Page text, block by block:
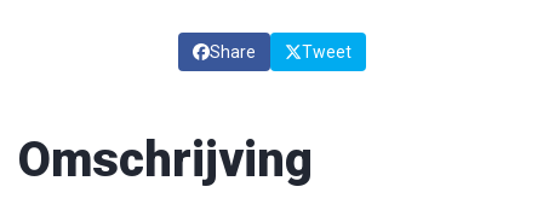
Share Tweet
Omschrijving